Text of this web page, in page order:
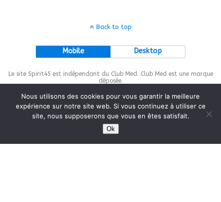
Back to top
Mobile Desktop
Le site Spirit45 est indépendant du Club Med. Club Med est une marque
déposée.
This site is protected bywp-copyrightpro.com
Nous utilisons des cookies pour vous garantir la meilleure
expérience sur notre site web. Si vous continuez à utiliser ce
site, nous supposerons que vous en êtes satisfait.
Ok